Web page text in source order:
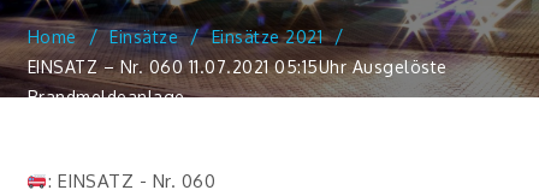
Home Einsätze
Einsätze 2021
EINSATZ – Nr. 060 11.07.2021 05:15Uhr Ausgelöste
Brandmeldeanlage
: EINSATZ - Nr. 060